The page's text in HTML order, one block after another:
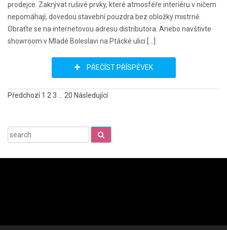
prodejce. Zakrývat rušivé prvky, které atmosféře interiéru v ničem
nepomáhají, dovedou stavební pouzdra bez obložky mistrně.
Obraťte se na internetovou adresu distributora. Anebo navštivte
showroom v Mladé Boleslavi na Ptácké ulici […]
PŘEČÍST PŘÍSPĚVEK
Stránkování
Předchozí 1 2 3 20 Následující
Search
for: